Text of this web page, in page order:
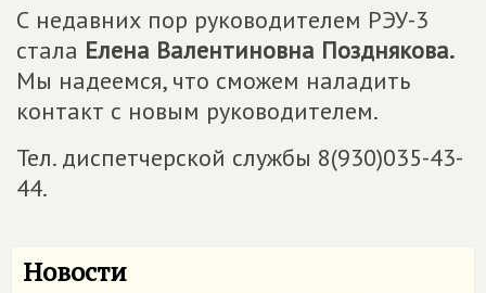
С недавних пор руководителем РЭУ-3
стала Елена Валентиновна Позднякова.
Мы надеемся, что сможем наладить
контакт с новым руководителем.
Тел. диспетчерской службы 8(930)035-43-
44.
Новости